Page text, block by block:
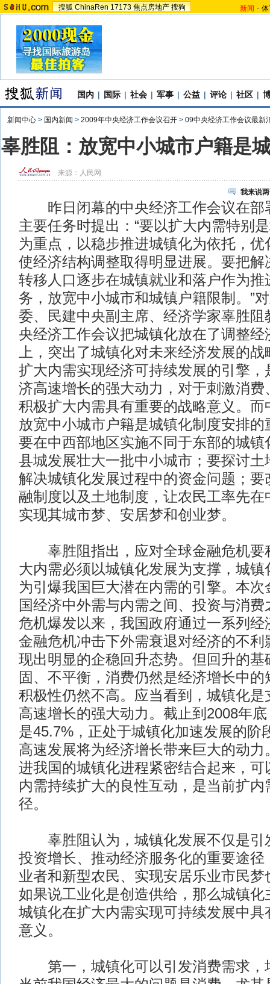
搜狐 ChinaRen 17173 焦点房地产 搜狗 新闻 -
国内 | 国际 | 社会 | 军事 | 公益 | 评论 | 社区 |
新闻中心 > 国内新闻 > 2009年中央经济工作会议召开 > 09中央经济工作会议最新
辜胜阻：放宽中小城市户籍是
来源： 人民网
我来说
昨日闭幕的中央经济工作会议在部
主要任务时提出：“要以扩大内需特别
为重点，以稳步推进城镇化为依托，
使经济结构调整取得明显进展。要把解
转移人口逐步在城镇就业和落户作为推
务，放宽中小城市和城镇户籍限制。”
委、民建中央副主席、经济学家辜胜阻
央经济工作会议把城镇化放在了调整经
上，突出了城镇化对未来经济发展的
扩大内需实现经济可持续发展的引擎，
济高速增长的强大动力，对于刺激消费
积极扩大内需具有重要的战略意义。而
放宽中小城市户籍是城镇化制度安排的
要在中西部地区实施不同于东部的城镇
县城发展壮大一批中小城市；要探讨土
解决城镇化发展过程中的资金问题；要
融制度以及土地制度，让农民工率先在
实现其城市梦、安居梦和创业梦。
辜胜阻指出，应对全球金融危机要
大内需必须以城镇化发展为支撑，城镇
为引爆我国巨大潜在内需的引擎。本
国经济中外需与内需之间、投资与消
危机爆发以来，我国政府通过一系列经
金融危机冲击下外需衰退对经济的不利
现出明显的企稳回升态势。但回升的基
固、不平衡，消费仍然是经济增长中
积极性仍然不高。应当看到，城镇化是
高速增长的强大动力。截止到2008年
是45.7%，正处于城镇化加速发展的阶
高速发展将为经济增长带来巨大的动力
进我国的城镇化进程紧密结合起来，可
内需持续扩大的良性互动，是当前扩
径。
辜胜阻认为，城镇化发展不仅是引
投资增长、推动经济服务化的重要途径
业者和新型农民、实现安居乐业市民梦
如果说工业化是创造供给，那么城镇化
城镇化在扩大内需实现可持续发展中具
意义。
第一，城镇化可以引发消费需求，